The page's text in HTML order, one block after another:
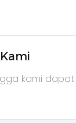
kami